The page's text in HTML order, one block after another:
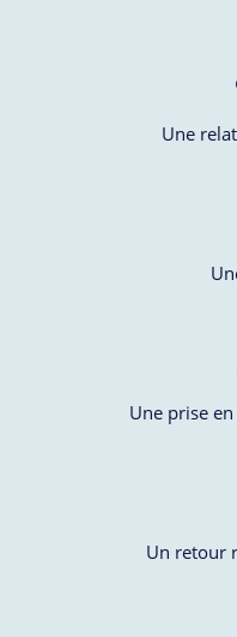
Une
Une prise
Un retour